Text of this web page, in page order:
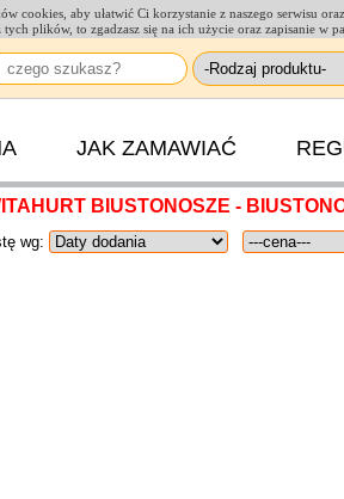
cookies, aby ułatwić Ci korzystanie z naszego serwisu
tych plików, to zgadzasz się na ich użycie oraz zapisanie w
JAK ZAMAWIAĆ
BIUSTONOSZE -
wg: